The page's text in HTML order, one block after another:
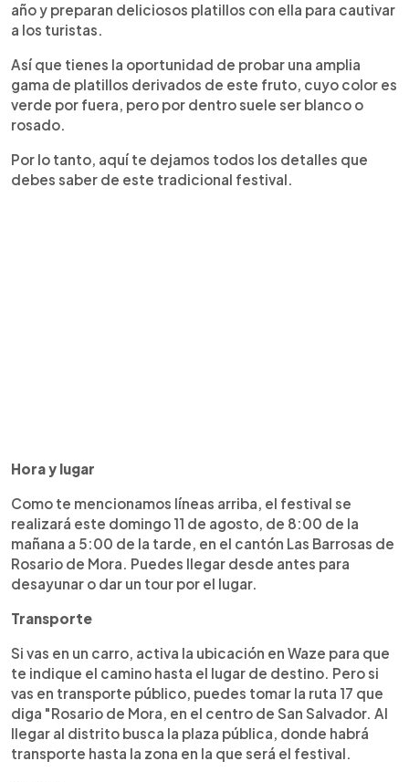
año y preparan deliciosos platillos con ella para cautivar
a los turistas.
Así que tienes la oportunidad de probar una amplia
gama de platillos derivados de este fruto, cuyo color es
verde por fuera, pero por dentro suele ser blanco o
rosado.
Por lo tanto, aquí te dejamos todos los detalles que
debes saber de este tradicional festival.
Hora y lugar
Como te mencionamos líneas arriba, el festival se
realizará este domingo 11 de agosto, de 8:00 de la
mañana a 5:00 de la tarde, en el cantón Las Barrosas de
Rosario de Mora. Puedes llegar desde antes para
desayunar o dar un tour por el lugar.
Transporte
Si vas en un carro, activa la ubicación en Waze para que
te indique el camino hasta el lugar de destino. Pero si
vas en transporte público, puedes tomar la ruta 17 que
diga "Rosario de Mora, en el centro de San Salvador. Al
llegar al distrito busca la plaza pública, donde habrá
transporte hasta la zona en la que será el festival.